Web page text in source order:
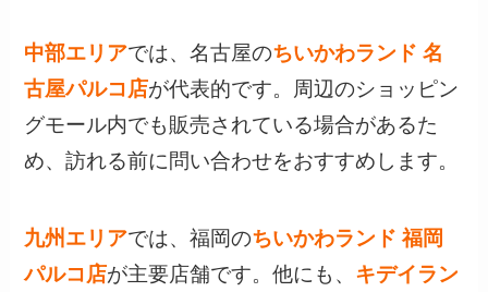
中部エリアでは、名古屋のちいかわランド 名
古屋パルコ店が代表的です。周辺のショッピン
グモール内でも販売されている場合があるた
め、訪れる前に問い合わせをおすすめします。
九州エリアでは、福岡のちいかわランド 福岡
パルコ店が主要店舗です。他にも、 キデイラン